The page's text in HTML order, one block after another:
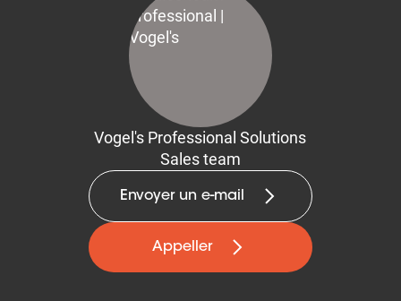
Vogel's Professional Solutions
Sales team
Envoyer un e-mail
Appeller